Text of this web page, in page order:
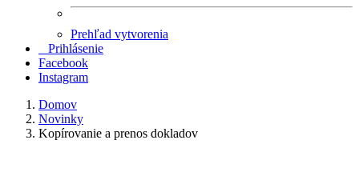
Prehľad vytvorenia
Prihlásenie
Facebook
Instagram
Domov
Novinky
Kopírovanie a prenos dokladov